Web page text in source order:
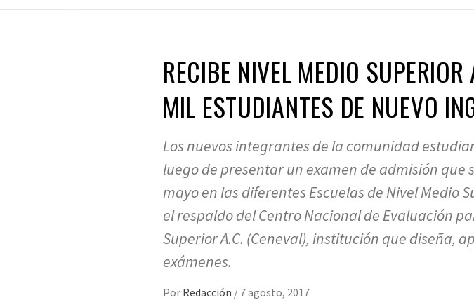
RECIBE NIVEL MEDIO
MIL ESTUDIANTES DE NUEVO
Los nuevos integrantes de la comunidad
luego de presentar un examen de admisión que
mayo en las diferentes Escuelas de Nivel Medio
el respaldo del Centro Nacional de Evaluación
Superior A.C. (Ceneval), institución que diseña,
exámenes.
Por Redacción / 7 agosto, 2017